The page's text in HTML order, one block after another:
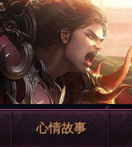
心情故事